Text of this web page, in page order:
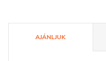
AJÁNLJUK